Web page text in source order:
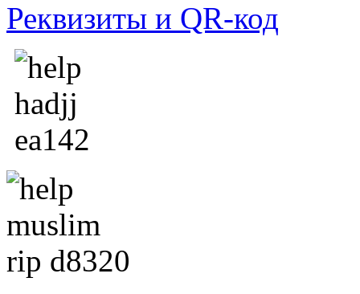
Реквизиты и QR-код